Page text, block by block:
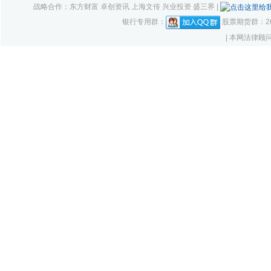
战略合作：东方财富 卓创资讯 上海文传 兴业投资 盛三界 |
银行专用群：
股票期货群：
| 本网法律顾